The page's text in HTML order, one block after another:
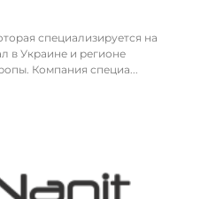
специализируется на
в Украине и регионе
Компания специа...